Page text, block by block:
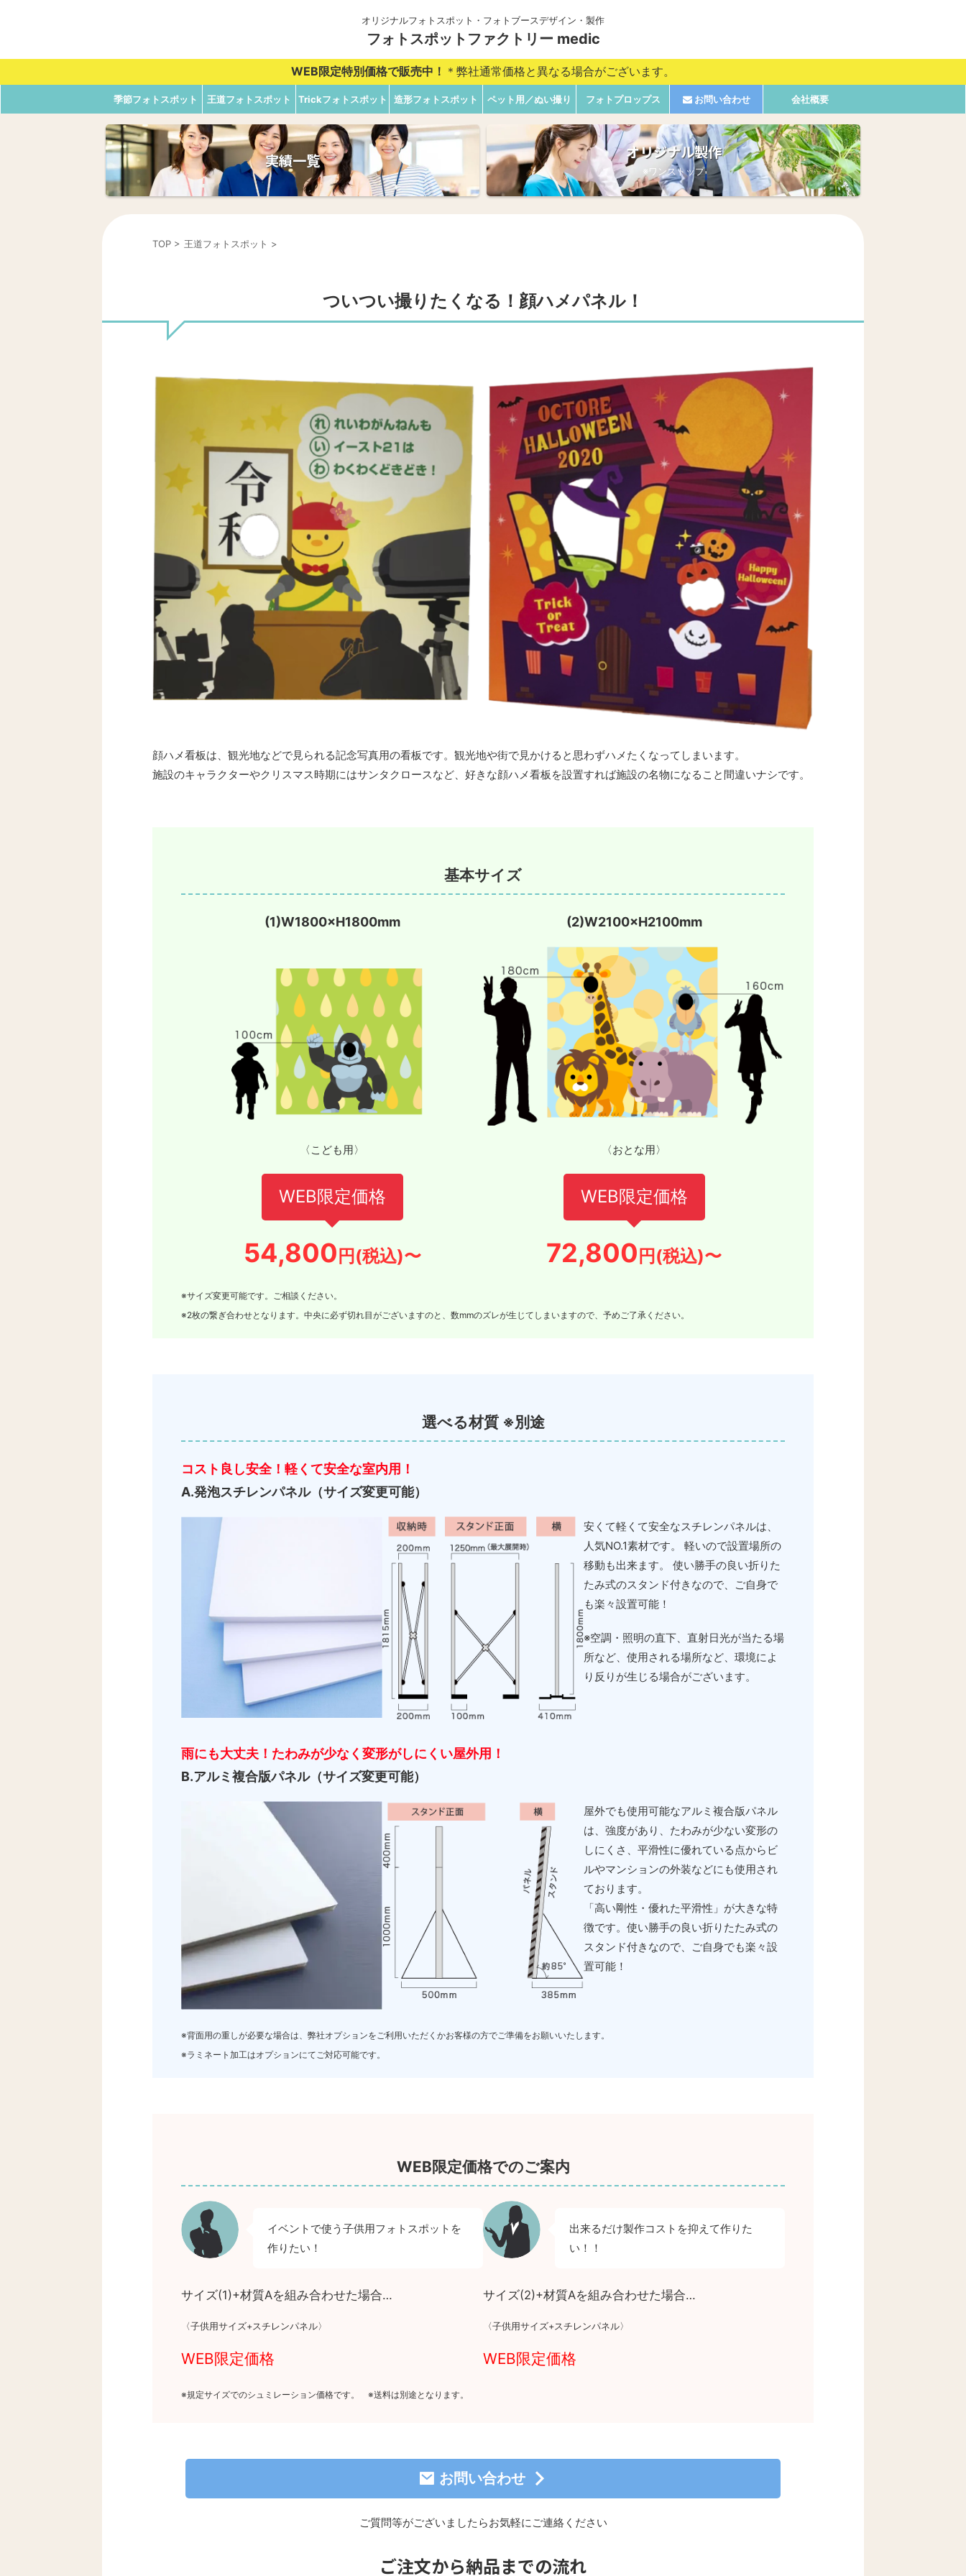
オリジナルフォトスポット・フォトブースデザイン・製作
フォトスポットファクトリー medic
WEB限定特別価格で販売中！ ＊弊社通常価格と異なる場合がございます。
季節フォトスポット 王道フォトスポット Trickフォトスポット 造形フォトスポット ペット用／ぬい撮り フォトプロップス お問い合わせ 会社概要
実績一覧 オリジナル製作
※ワンストップ
TOP > 王道フォトスポット >
ついつい撮りたくなる！顔ハメパネル！
顔ハメ看板は、観光地などで見られる記念写真用の看板です。観光地や街で見かけると思わずハメたくなってしまいます。
施設のキャラクターやクリスマス時期にはサンタクロースなど、好きな顔ハメ看板を設置すれば施設の名物になること間違いナシです。
基本サイズ
(1)W1800×H1800mm (2)W2100×H2100mm
〈こども用〉
WEB限定価格
54,800 円(税込)〜
〈おとな用〉
WEB限定価格
72,800 円(税込)〜
※サイズ変更可能です。ご相談ください。
※2枚の繋ぎ合わせとなります。中央に必ず切れ目がございますのと、数mmのズレが生じてしまいますので、予めご了承ください。
選べる材質 ※別途
コスト良し安全！軽くて安全な室内用！
A.発泡スチレンパネル（サイズ変更可能）
安くて軽くて安全なスチレンパネルは、
人気NO.1素材です。 軽いので設置場所の
移動も出来ます。 使い勝手の良い折りた
たみ式のスタンド付きなので、ご自身で
も楽々設置可能！
※空調・照明の直下、直射日光が当たる場
所など、使用される場所など、環境によ
り反りが生じる場合がございます。
雨にも大丈夫！たわみが少なく変形がしにくい屋外用！
B.アルミ複合版パネル（サイズ変更可能）
屋外でも使用可能なアルミ複合版パネル
は、強度があり、たわみが少ない変形の
しにくさ、平滑性に優れている点からビ
ルやマンションの外装などにも使用され
ております。
「高い剛性・優れた平滑性」が大きな特
徴です。使い勝手の良い折りたたみ式の
スタンド付きなので、ご自身でも楽々設
置可能！
※背面用の重しが必要な場合は、弊社オプションをご利用いただくかお客様の方でご準備をお願いいたします。
※ラミネート加工はオプションにてご対応可能です。
WEB限定価格でのご案内
イベントで使う子供用フォトスポットを
作りたい！
サイズ(1)+材質Aを組み合わせた場合…
〈子供用サイズ+スチレンパネル〉
WEB限定価格
出来るだけ製作コストを抑えて作りた
い！！
サイズ(2)+材質Aを組み合わせた場合…
〈子供用サイズ+スチレンパネル〉
WEB限定価格
※規定サイズでのシュミレーション価格です。 ※送料は別途となります。
お問い合わせ
ご質問等がございましたらお気軽にご連絡ください
ご注文から納品までの流れ